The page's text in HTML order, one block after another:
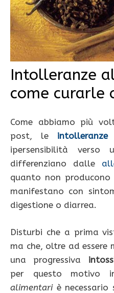
Intolleranze
come curarle
Come abbiamo più
post, le
ipersensibilità
differenziano dalle
quanto non
manifestano con
digestione o diarrea.
Disturbi che a prima
ma che, oltre ad
una progressiva
per questo motivo
alimentariè necessario